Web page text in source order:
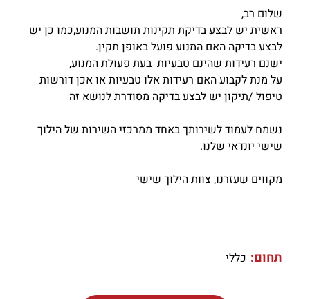
שלום רב,
ראשית יש לבצע בדיקת תקינות תושבות המנוע,כמו כן יש
לבצע בדיקה האם המנוע פועל באופן תקין.
ישנם רעידות שהינם טבעיות בעת פעולת המנוע,
על מנת לקבוע האם רעידות אלו טבעיות או אכן דורשות
טיפול /תיקון יש לבצע בדיקה מסודרת לנושא זה
נשמח לעמוד לשירותך באחד ממרכזי השירות של הילוך
שישי יונדאי שלנו.
מקווים שעזרנו, צוות הילוך שישי
תחום: כללי